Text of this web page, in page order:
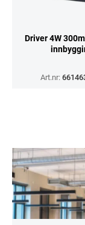
Driver 4W
Art.nr: